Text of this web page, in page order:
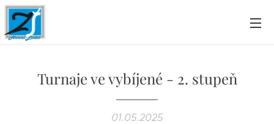
Turnaje ve vybíjené - 2. stupeň
01.05.2025